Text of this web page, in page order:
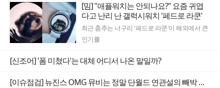
[밈] "애플워치는 안되나요?" 요즘 귀엽
다고 난리 난 갤럭시워치 '페드로 라쿤'
최근 춤추는 너구리 '페드로 라쿤'이 해외에서 큰
인기를
[신조어] '폼 미쳤다'는 대체 어디서 나온 말일까?
[이슈점검] 뉴진스 OMG 뮤비는 정말 단월드 연관설의 빼박 증거일까